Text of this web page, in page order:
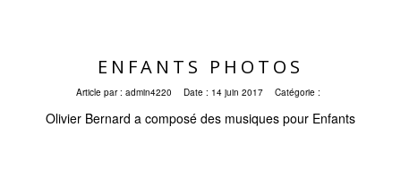
ENFANTS PHOTOS
Article par : admin4220 Date : 14 juin 2017 Catégorie :
Olivier Bernard a composé des musiques pour Enfants